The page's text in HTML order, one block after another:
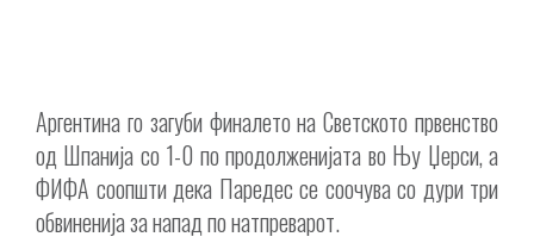
Аргентина го загуби финалето на Светското првенство
од Шпанија со 1-0 по продолженијата во Њу Џерси, а
ФИФА соопшти дека Паредес се соочува со дури три
обвиненија за напад по натпреварот.